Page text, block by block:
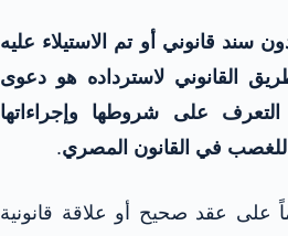
سند قانوني أو تم الاستيلاء عليه
القانوني لاسترداده هو دعوى
على شروطها وإجراءاتها
في القانون المصري.
على عقد صحيح أو علاقة قانونية